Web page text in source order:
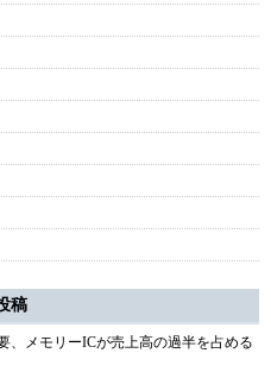
稿
、メモリーICが売上高の過半を占める